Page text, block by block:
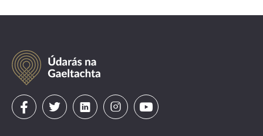
Údarás
na
Gaeltachta
VisitVisitVisitVisitVisit